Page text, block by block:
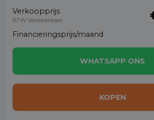
Verkoopprijs
BTW Verrekenbaar
Financieringsprijs/maand
WHATSAPP ONS
KOPEN